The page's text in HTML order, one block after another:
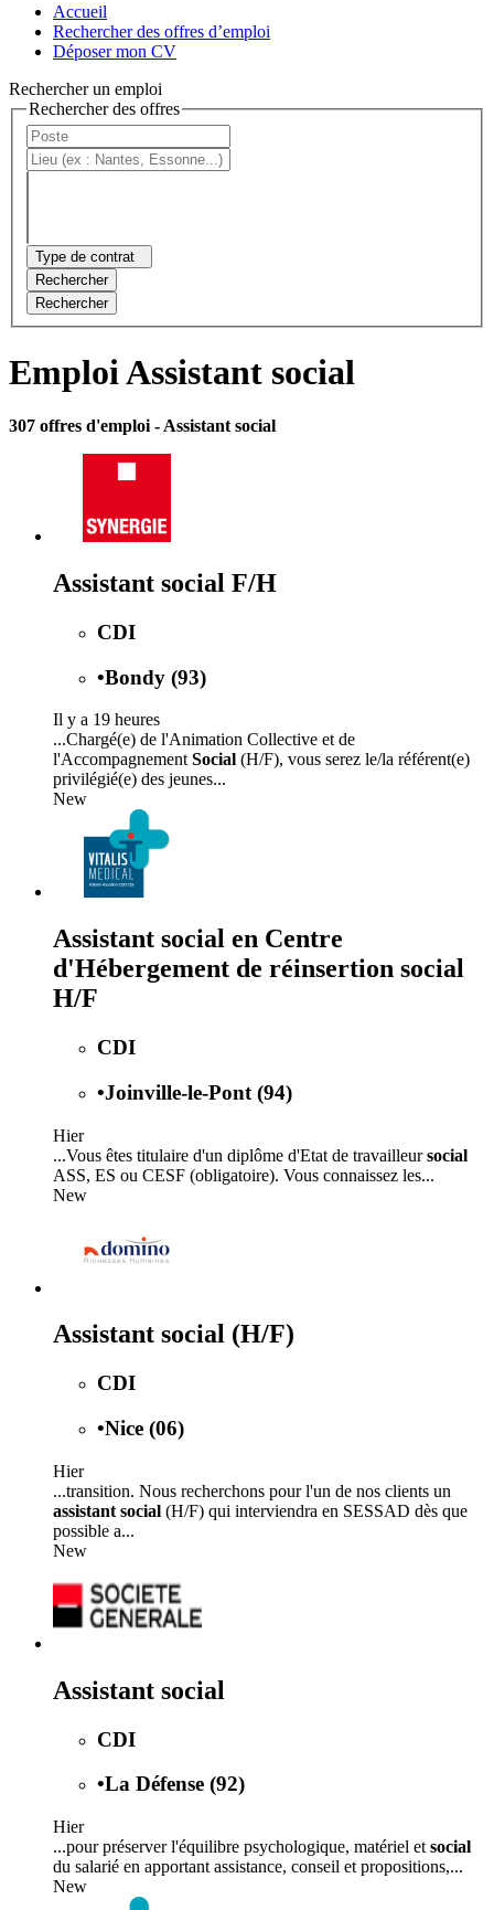
Accueil
Rechercher des offres d’emploi
Déposer mon CV
Rechercher un emploi
Rechercher des offres
Type de contrat
Rechercher
Rechercher
Emploi Assistant social
307 offres d'emploi - Assistant social
Assistant social F/H
CDI
•Bondy (93)
Il y a 19 heures
...Chargé(e) de l'Animation Collective et de
l'Accompagnement Social (H/F), vous serez le/la référent(e)
privilégié(e) des jeunes...
New
Assistant social en Centre
d'Hébergement de réinsertion social
H/F
CDI
•Joinville-le-Pont (94)
Hier
...Vous êtes titulaire d'un diplôme d'Etat de travailleursocial
ASS, ES ou CESF (obligatoire). Vous connaissez les...
New
Assistant social (H/F)
CDI
•Nice (06)
Hier
...transition. Nous recherchons pour l'un de nos clients un
assistant social (H/F) qui interviendra en SESSAD dès que
possible a...
New
Assistant social
CDI
•La Défense (92)
Hier
...pour préserver l'équilibre psychologique, matériel et social
du salarié en apportant assistance, conseil et propositions,...
New